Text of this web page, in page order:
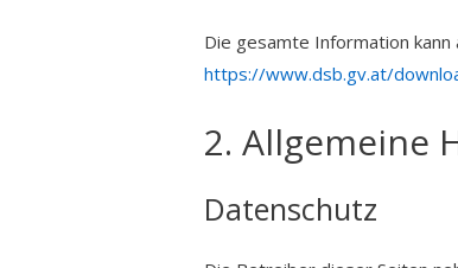
Die gesamte Information
https://www.dsb.gv.at/
2. Allgemeine
Datenschutz